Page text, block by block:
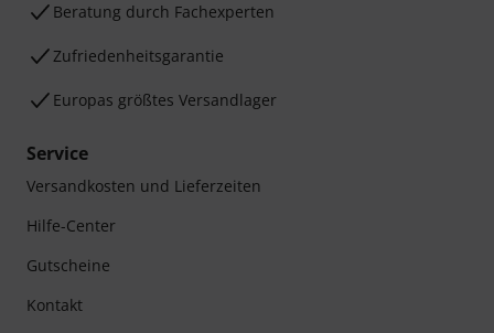
Beratung durch Fachexperten
Zufriedenheitsgarantie
Europas größtes Versandlager
Service
Versandkosten und Lieferzeiten
Hilfe-Center
Gutscheine
Kontakt